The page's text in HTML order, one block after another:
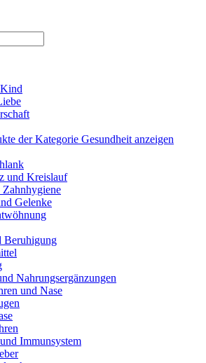
der Kategorie Gesundheit anzeigen
und Kreislauf
Gelenke
Beruhigung
Nahrungsergänzungen
und Nase
Immunsystem